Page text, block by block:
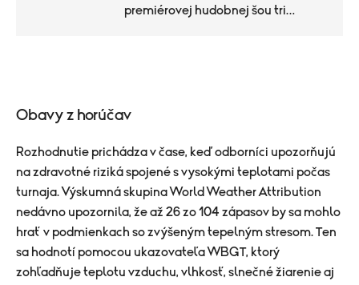
premiérovej hudobnej šou tri
Obavy z horúčav
Rozhodnutie prichádza v čase, keď odborníci upozorňujú
na zdravotné riziká spojené s vysokými teplotami počas
turnaja. Výskumná skupina World Weather Attribution
nedávno upozornila, že až 26 zo 104 zápasov by sa mohlo
hrať v podmienkach so zvýšeným tepelným stresom. Ten
sa hodnotí pomocou ukazovateľa WBGT, ktorý
zohľadňuje teplotu vzduchu, vlhkosť, slnečné žiarenie aj